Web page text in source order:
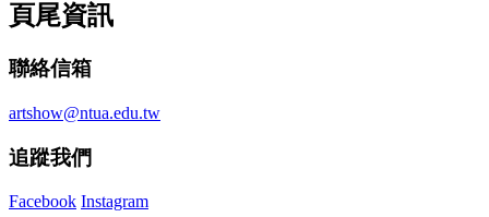
頁尾資訊
聯絡信箱
artshow@ntua.edu.tw
追蹤我們
Facebook Instagram